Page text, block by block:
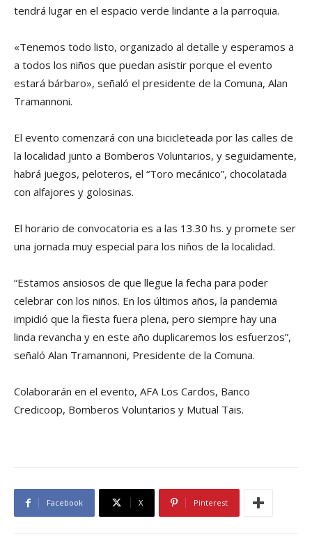
tendrá lugar en el espacio verde lindante a la parroquia.
«Tenemos todo listo, organizado al detalle y esperamos a
a todos los niños que puedan asistir porque el evento
estará bárbaro», señaló el presidente de la Comuna, Alan
Tramannoni.
El evento comenzará con una bicicleteada por las calles de
la localidad junto a Bomberos Voluntarios, y seguidamente,
habrá juegos, peloteros, el “Toro mecánico”, chocolatada
con alfajores y golosinas.
El horario de convocatoria es a las 13.30 hs. y promete ser
una jornada muy especial para los niños de la localidad.
“Estamos ansiosos de que llegue la fecha para poder
celebrar con los niños. En los últimos años, la pandemia
impidió que la fiesta fuera plena, pero siempre hay una
linda revancha y en este año duplicaremos los esfuerzos”,
señaló Alan Tramannoni, Presidente de la Comuna.
Colaborarán en el evento, AFA Los Cardos, Banco
Credicoop, Bomberos Voluntarios y Mutual Tais.
Facebook X Pinterest